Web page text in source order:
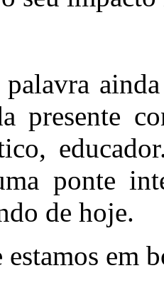
ainda
presente
ponte
de hoje.
em